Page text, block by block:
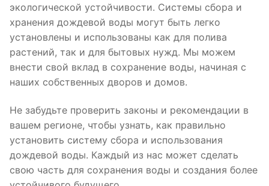
экологической устойчивости. Системы сбора и
хранения дождевой воды могут быть легко
установлены и использованы как для полива
растений, так и для бытовых нужд. Мы можем
внести свой вклад в сохранение воды, начиная с
наших собственных дворов и домов.
Не забудьте проверить законы и рекомендации в
вашем регионе, чтобы узнать, как правильно
установить систему сбора и использования
дождевой воды. Каждый из нас может сделать
свою часть для сохранения воды и создания более